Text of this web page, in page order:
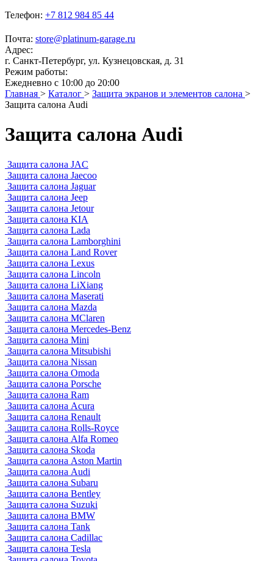
Телефон: +7 812 984 85 44
Почта: store@platinum-garage.ru
Адрес:
г. Санкт-Петербург, ул. Кузнецовская, д. 31
Режим работы:
Ежедневно с 10:00 до 20:00
Главная > Каталог > Защита экранов и элементов салона >
Защита салона Audi
Защита салона Audi
Защита салона JAC
Защита салона Jaecoo
Защита салона Jaguar
Защита салона Jeep
Защита салона Jetour
Защита салона KIA
Защита салона Lada
Защита салона Lamborghini
Защита салона Land Rover
Защита салона Lexus
Защита салона Lincoln
Защита салона LiXiang
Защита салона Maserati
Защита салона Mazda
Защита салона MClaren
Защита салона Mercedes-Benz
Защита салона Mini
Защита салона Mitsubishi
Защита салона Nissan
Защита салона Omoda
Защита салона Porsche
Защита салона Ram
Защита салона Acura
Защита салона Renault
Защита салона Rolls-Royce
Защита салона Alfa Romeo
Защита салона Skoda
Защита салона Aston Martin
Защита салона Audi
Защита салона Subaru
Защита салона Bentley
Защита салона Suzuki
Защита салона BMW
Защита салона Tank
Защита салона Cadillac
Защита салона Tesla